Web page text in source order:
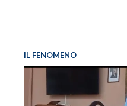
IL FENOMENO